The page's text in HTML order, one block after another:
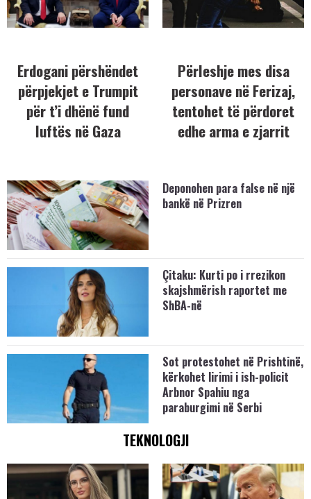
Erdogani përshëndet
përpjekjet e Trumpit
për t’i dhënë fund
luftës në Gaza
Përleshje mes disa
personave në Ferizaj,
tentohet të përdoret
edhe arma e zjarrit
Deponohen para false në një
bankë në Prizren
Çitaku: Kurti po i rrezikon
skajshmërish raportet me
ShBA-në
Sot protestohet në Prishtinë,
kërkohet lirimi i ish-policit
Arbnor Spahiu nga
paraburgimi në Serbi
TEKNOLOGJI